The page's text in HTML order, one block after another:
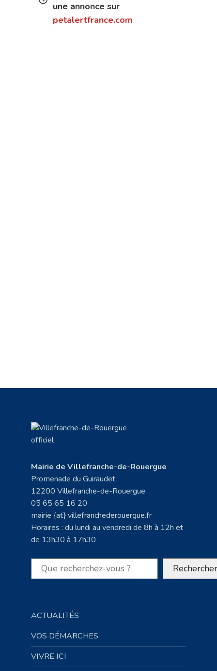
une annonce sur
petalertfrance.com
Mairie de Villefranche-de-Rouergue
Promenade du Guiraudet
12200 Villefranche-de-Rouergue
05 65 65 16 20
mairie {at} villefranchederouergue.fr
Horaires : du lundi au vendredi de 8h à 12h et
de 13h30 à 17h30
Rechercher Rechercher
ACTUALITÉS
VOS DÉMARCHES
VIVRE ICI